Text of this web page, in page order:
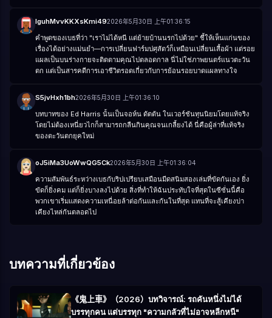
lguhMvvKKXsKmi492026年5月30日 上午01:36:15
คำพูดของเบธที่ว่า "เราไม่ได้หนี แต่ย้ายบ้านนรกไปด้วย" ชี้ให้เห็นแก่นของ
เรื่องได้อย่างแม่นยำ—การเปลี่ยนฟาร์มปศุสัตว์ก็เหมือนเปลี่ยนเสื้อผ้า แต่รอย
แผลเป็นบนร่างกายจะติดตามคุณไปตลอดกาล นี่ไม่ใช่ภาพยนตร์แนวตะวัน
ตก แต่เป็นสารคดีการเอาชีวิตรอดเกี่ยวกับการย้อนรอยบาดแผลทางใจ
S5jvHxh1bh2026年5月30日 上午01:36:10
บทบาทของ Ed Harris นั้นเป็นจอห์น ดัตตัน ในเวอร์ชันทุนนิยมโดยแท้จริง
โดยไม่ต้องเหนี่ยวไกก็สามารถกลืนกินคุณจนเกลี้ยงได้ นี่คือผู้ล่าที่แท้จริง
ของตะวันตกยุคใหม่
oJ5iMa3UoWwQG5Ck2026年5月30日 上午01:36:04
ความสัมพันธ์ระหว่างเบธกับริปเปรียบเสมือนมีดสนิมสองเล่มที่ขัดกันเอง ยิ่ง
ขัดก็ยิ่งคม แต่ก็ยิ่งบางลงไปด้วย สิ่งที่ทำให้ฉันประทับใจที่สุดในซีซั่นนี้คือ
พวกเขาเริ่มแสดงความเหนื่อยล้าต่อกันและกันในที่สุด แทนที่จะสู้เคียงบ่า
เคียงไหล่กันตลอดไป
บทความที่เกี่ยวข้อง
《鬼上車》（2026）บทวิจารณ์: รถคันหนึ่งไม่ได้
บรรทุกคน แต่บรรทุก "ความกลัวที่ไม่อาจหลีกหนี"